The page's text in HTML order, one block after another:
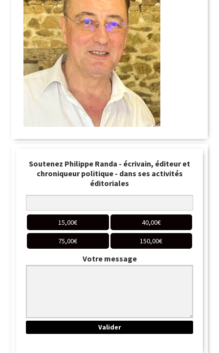
Soutenez Philippe Randa - écrivain, éditeur et
chroniqueur politique - dans ses activités
éditoriales
15,00€ 40,00€
75,00€ 150,00€
Votre message